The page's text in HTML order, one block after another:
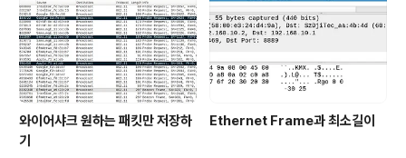
와이어샤크 원하는 패킷만 저장하
기
Ethernet Frame과 최소길이